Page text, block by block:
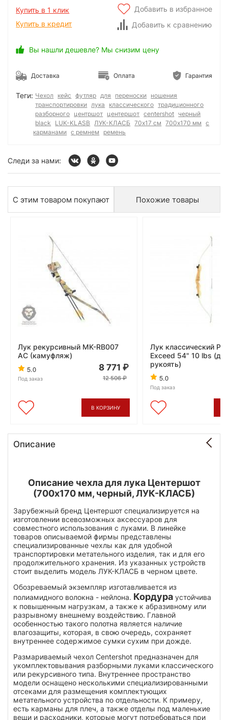
Купить в 1 клик
Купить в кредит
Добавить в избранное
Добавить к сравнению
Вы нашли дешевле? Мы снизим цену
Доставка Оплата Гарантия
Теги: Чехол кейс футляр для переноски ношения
транспортировки лука классического традиционного
разборного центршот центершот centershot черный
black
LUK-KLASB ЛУК-КЛАСБ 70х17 см 700х170 мм
с
карманами с ремнем ремень
Следи за нами:
С этим товаром покупают Похожие товары
Лук рекурсивный MK-RB007
AC (камуфляж)
5.0
Под заказ
8 771
12 506
В КОРЗИНУ
Лук классический
Exceed 54" 10 lbs
рукоять)
5.0
Под заказ
Описание
Описание чехла для лука Центершот
(700х170 мм, черный, ЛУК-КЛАСБ)
Зарубежный бренд Центершот специализируется на
изготовлении всевозможных аксессуаров для
совместного использования с луками. В линейке
товаров описываемой фирмы представлены
специализированные чехлы как для удобной
транспортировки метательного изделия, так и для его
продолжительного хранения. Из указанных устройств
стоит выделить модель ЛУК-КЛАСБ в черном цвете.
Обозреваемый экземпляр изготавливается из
полиамидного волокна - нейлона. Кордура устойчива
к повышенным нагрузкам, а также к абразивному или
разрывному внешнему воздействию. Главной
особенностью такого полотна является наличие
влагозащиты, которая, в свою очередь, сохраняет
внутреннее содержимое сумки сухим при дожде.
Размариваемый чехол Centershot предназначен для
укомплектовывания разборными луками классического
или рекурсивного типа. Внутреннее пространство
модели оснащено несколькими специализированными
отсеками для размещения комплектующих
метательного устройства по отдельности. К примеру,
есть карманы для плеч, а также отделы под маленькие
вещи и расходники, которые могут потребоваться при